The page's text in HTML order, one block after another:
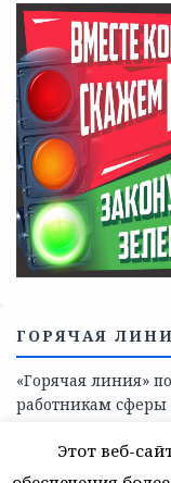
Телефоны
поддержки,
помощь детям и
области
СКАЖИ
Этот веб-